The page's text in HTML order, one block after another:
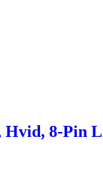
8-Pin